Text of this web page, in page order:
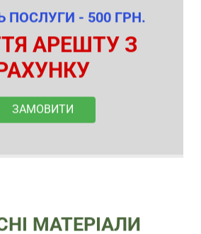
ПОСЛУГИ - 500 ГРН.
АРЕШТУ З
ЗАМОВИТИ
МАТЕРІАЛИ